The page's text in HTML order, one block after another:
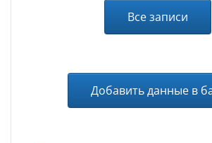
Все записи
Добавить данные в